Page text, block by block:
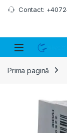
Skip to navigation
Skip to content
Contact:
Prima pagină